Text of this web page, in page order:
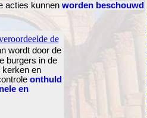
acties kunnen worden beschouwd
de
wordt door de
burgers in de
kerken en
onthuld
en